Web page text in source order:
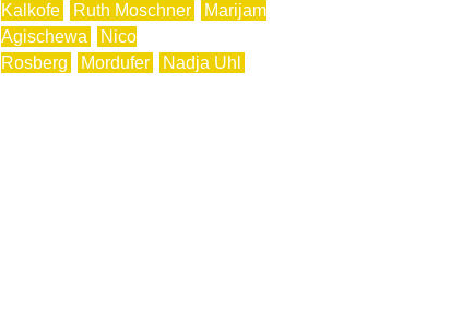
Kalkofe
Ruth Moschner
Marijam
Agischewa
Nico
Rosberg
Mordufer Nadja Uhl